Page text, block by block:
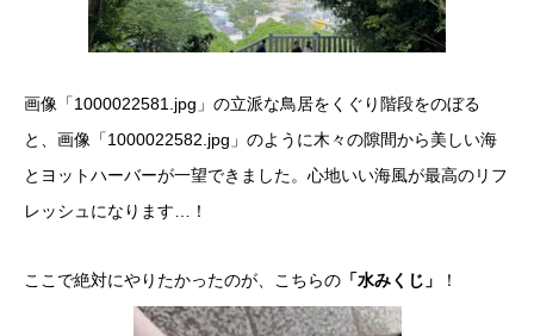
​画像「1000022581.jpg」の立派な鳥居をくぐり階段をのぼる
と、画像「1000022582.jpg」のように木々の隙間から美しい海
とヨットハーバーが一望できました。心地いい海風が最高のリフ
レッシュになります…！
​ここで絶対にやりたかったのが、こちらの 「水みくじ」 ！